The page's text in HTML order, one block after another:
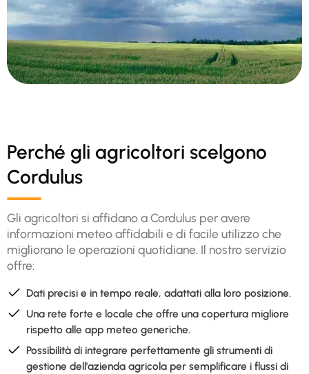
Perché gli agricoltori scelgono
Cordulus
Gli agricoltori si affidano a Cordulus per avere
informazioni meteo affidabili e di facile utilizzo che
migliorano le operazioni quotidiane. Il nostro servizio
offre:
Dati precisi e in tempo reale, adattati alla loro posizione.
Una rete forte e locale che offre una copertura migliore
rispetto alle app meteo generiche.
Possibilità di integrare perfettamente gli strumenti di
gestione dell'azienda agricola per semplificare i flussi di